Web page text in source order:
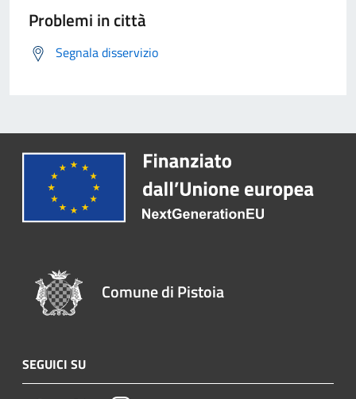
Problemi in città
Segnala disservizio
Comune di Pistoia
SEGUICI SU